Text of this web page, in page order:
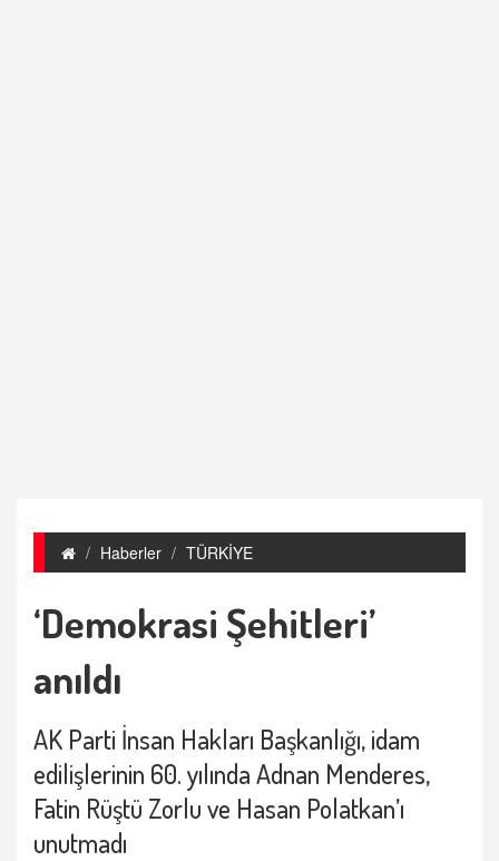
Haberler TÜRKİYE
‘Demokrasi Şehitleri’
anıldı
AK Parti İnsan Hakları Başkanlığı, idam
edilişlerinin 60. yılında Adnan Menderes,
Fatin Rüştü Zorlu ve Hasan Polatkan’ı
unutmadı